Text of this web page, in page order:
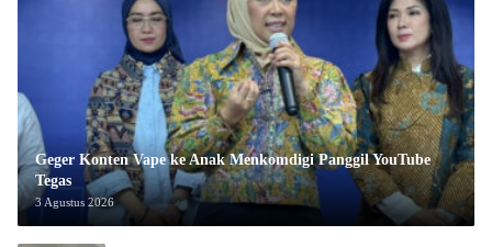
Geger Konten Vape ke Anak Menkomdigi Panggil YouTube
Tegas
3 Agustus 2026